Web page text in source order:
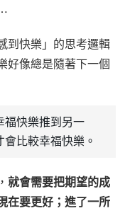
到快樂」的思考邏輯
好像總是隨著下一個
福快樂推到另一
比較幸福快樂。
就會需要把期望的成
在要更好；進了一所